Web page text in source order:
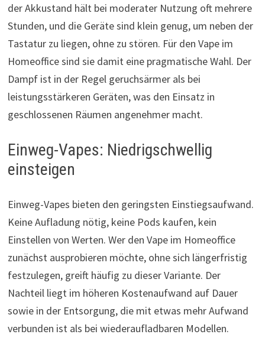
der Akkustand hält bei moderater Nutzung oft mehrere
Stunden, und die Geräte sind klein genug, um neben der
Tastatur zu liegen, ohne zu stören. Für den Vape im
Homeoffice sind sie damit eine pragmatische Wahl. Der
Dampf ist in der Regel geruchsärmer als bei
leistungsstärkeren Geräten, was den Einsatz in
geschlossenen Räumen angenehmer macht.
Einweg-Vapes: Niedrigschwellig
einsteigen
Einweg-Vapes bieten den geringsten Einstiegsaufwand.
Keine Aufladung nötig, keine Pods kaufen, kein
Einstellen von Werten. Wer den Vape im Homeoffice
zunächst ausprobieren möchte, ohne sich längerfristig
festzulegen, greift häufig zu dieser Variante. Der
Nachteil liegt im höheren Kostenaufwand auf Dauer
sowie in der Entsorgung, die mit etwas mehr Aufwand
verbunden ist als bei wiederaufladbaren Modellen.